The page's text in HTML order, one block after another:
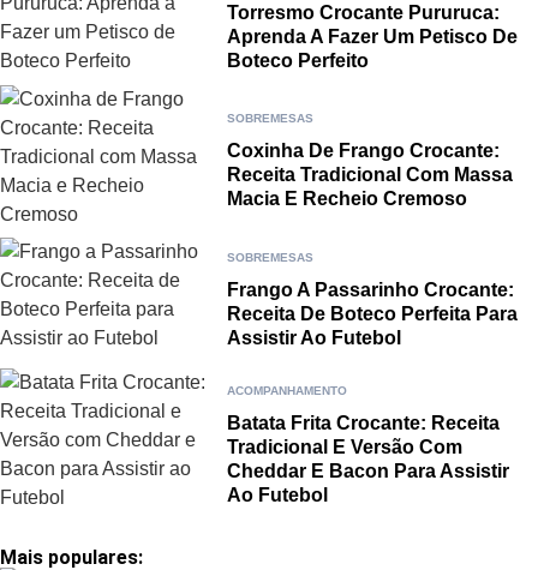
Torresmo Crocante Pururuca:
Aprenda A Fazer Um Petisco De
Boteco Perfeito
SOBREMESAS
Coxinha De Frango Crocante:
Receita Tradicional Com Massa
Macia E Recheio Cremoso
SOBREMESAS
Frango A Passarinho Crocante:
Receita De Boteco Perfeita Para
Assistir Ao Futebol
ACOMPANHAMENTO
Batata Frita Crocante: Receita
Tradicional E Versão Com
Cheddar E Bacon Para Assistir
Ao Futebol
Mais populares: